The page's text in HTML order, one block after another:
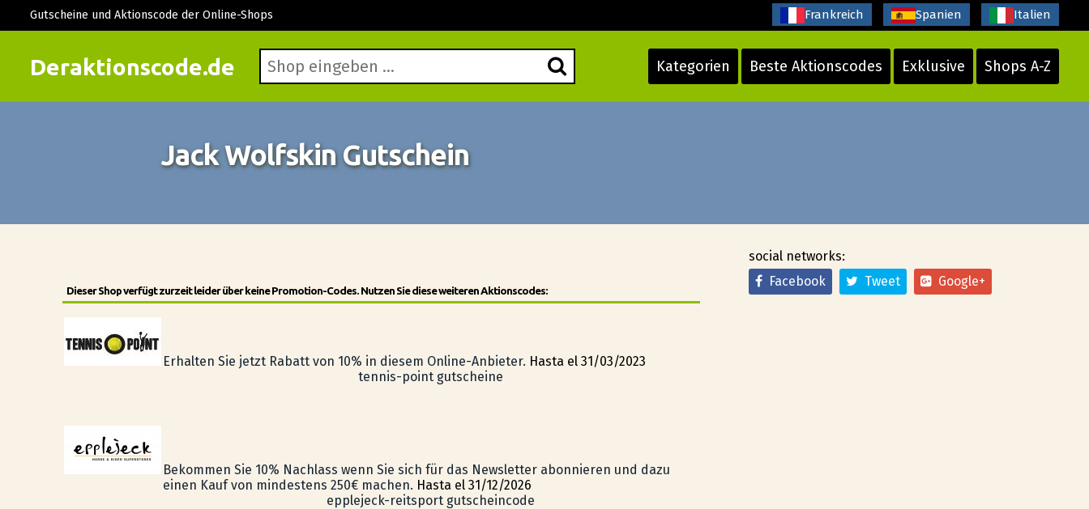
Deraktionscode.de Kategorien Beste Aktionscodes Exklusive Shops A-Z
Gutscheine und Aktionscode der Online-Shops Frankreich Spanien Italien
Jack Wolfskin Gutschein
Dieser Shop verfügt zurzeit leider über keine Promotion-Codes. Nutzen Sie diese weiteren Aktionscodes:
Erhalten Sie jetzt Rabatt von 10% in diesem Online-Anbieter. Hasta el 31/03/2023
tennis-point gutscheine
Bekommen Sie 10% Nachlass wenn Sie sich für das Newsletter abonnieren und dazu
einen Kauf von mindestens 250€ machen. Hasta el 31/12/2026
epplejeck-reitsport gutscheincode
social networks:
Facebook
Tweet Google+